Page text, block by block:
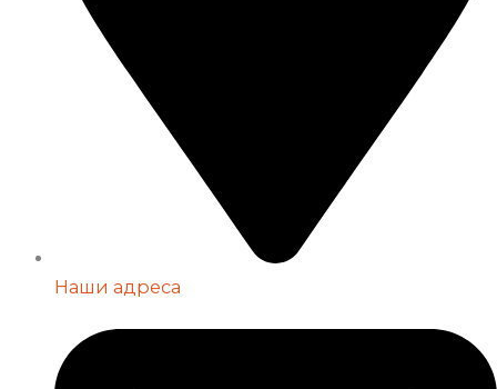
Наши адреса